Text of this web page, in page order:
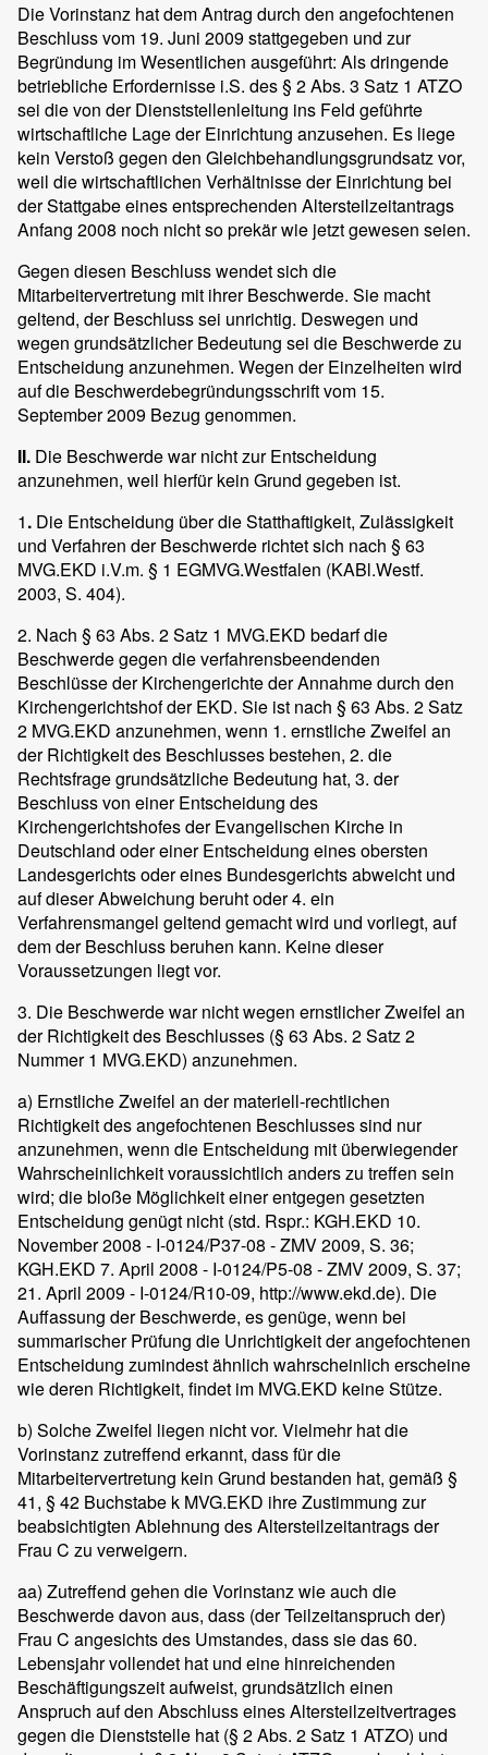
Die Vorinstanz hat dem Antrag durch den angefochtenen
Beschluss vom 19. Juni 2009 stattgegeben und zur
Begründung im Wesentlichen ausgeführt: Als dringende
betriebliche Erfordernisse i.S. des § 2 Abs. 3 Satz 1 ATZO
sei die von der Dienststellenleitung ins Feld geführte
wirtschaftliche Lage der Einrichtung anzusehen. Es liege
kein Verstoß gegen den Gleichbehandlungsgrundsatz vor,
weil die wirtschaftlichen Verhältnisse der Einrichtung bei
der Stattgabe eines entsprechenden Altersteilzeitantrags
Anfang 2008 noch nicht so prekär wie jetzt gewesen seien.
Gegen diesen Beschluss wendet sich die
Mitarbeitervertretung mit ihrer Beschwerde. Sie macht
geltend, der Beschluss sei unrichtig. Deswegen und
wegen grundsätzlicher Bedeutung sei die Beschwerde zu
Entscheidung anzunehmen. Wegen der Einzelheiten wird
auf die Beschwerdebegründungsschrift vom 15.
September 2009 Bezug genommen.
II. Die Beschwerde war nicht zur Entscheidung
anzunehmen, weil hierfür kein Grund gegeben ist.
1. Die Entscheidung über die Statthaftigkeit, Zulässigkeit
und Verfahren der Beschwerde richtet sich nach § 63
MVG.EKD i.V.m. § 1 EGMVG.Westfalen (KABl.Westf.
2003, S. 404).
2. Nach § 63 Abs. 2 Satz 1 MVG.EKD bedarf die
Beschwerde gegen die verfahrensbeendenden
Beschlüsse der Kirchengerichte der Annahme durch den
Kirchengerichtshof der EKD. Sie ist nach § 63 Abs. 2 Satz
2 MVG.EKD anzunehmen, wenn 1. ernstliche Zweifel an
der Richtigkeit des Beschlusses bestehen, 2. die
Rechtsfrage grundsätzliche Bedeutung hat, 3. der
Beschluss von einer Entscheidung des
Kirchengerichtshofes der Evangelischen Kirche in
Deutschland oder einer Entscheidung eines obersten
Landesgerichts oder eines Bundesgerichts abweicht und
auf dieser Abweichung beruht oder 4. ein
Verfahrensmangel geltend gemacht wird und vorliegt, auf
dem der Beschluss beruhen kann. Keine dieser
Voraussetzungen liegt vor.
3. Die Beschwerde war nicht wegen ernstlicher Zweifel an
der Richtigkeit des Beschlusses (§ 63 Abs. 2 Satz 2
Nummer 1 MVG.EKD) anzunehmen.
a) Ernstliche Zweifel an der materiell-rechtlichen
Richtigkeit des angefochtenen Beschlusses sind nur
anzunehmen, wenn die Entscheidung mit überwiegender
Wahrscheinlichkeit voraussichtlich anders zu treffen sein
wird; die bloße Möglichkeit einer entgegen gesetzten
Entscheidung genügt nicht (std. Rspr.: KGH.EKD 10.
November 2008 - I-0124/P37-08 - ZMV 2009, S. 36;
KGH.EKD 7. April 2008 - I-0124/P5-08 - ZMV 2009, S. 37;
21. April 2009 - I-0124/R10-09, http://www.ekd.de). Die
Auffassung der Beschwerde, es genüge, wenn bei
summarischer Prüfung die Unrichtigkeit der angefochtenen
Entscheidung zumindest ähnlich wahrscheinlich erscheine
wie deren Richtigkeit, findet im MVG.EKD keine Stütze.
b) Solche Zweifel liegen nicht vor. Vielmehr hat die
Vorinstanz zutreffend erkannt, dass für die
Mitarbeitervertretung kein Grund bestanden hat, gemäß §
41, § 42 Buchstabe k MVG.EKD ihre Zustimmung zur
beabsichtigten Ablehnung des Altersteilzeitantrags der
Frau C zu verweigern.
aa) Zutreffend gehen die Vorinstanz wie auch die
Beschwerde davon aus, dass (der Teilzeitanspruch der)
Frau C angesichts des Umstandes, dass sie das 60.
Lebensjahr vollendet hat und eine hinreichenden
Beschäftigungszeit aufweist, grundsätzlich einen
Anspruch auf den Abschluss eines Altersteilzeitvertrages
gegen die Dienststelle hat (§ 2 Abs. 2 Satz 1 ATZO) und